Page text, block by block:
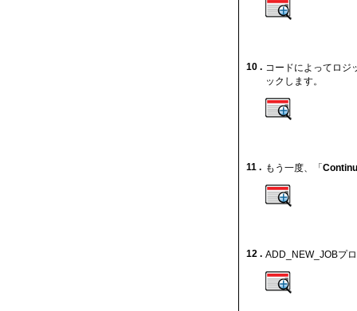
10 . コードによってロジ
ックします。
11 . もう一度、「
12 . ADD_NEW_JOBプ